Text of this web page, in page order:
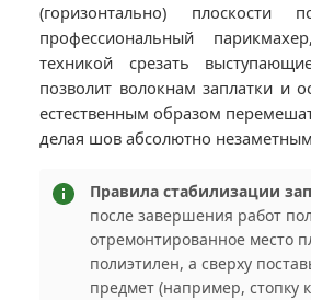
(горизонтально)
профессиональный
техникой срезать
позволит волокнам заплатки и
естественным образом
делая шов абсолютно
Правила стабилизации
после завершения работ
отремонтированное место
полиэтилен, а сверху
предмет (например, стопку